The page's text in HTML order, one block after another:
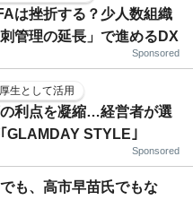
は挫折する？少人数組織
管理の延長」で進めるDX
Sponsored
生として活用
利点を凝縮…経営者が選
GLAMDAY STYLE｣
Sponsored
も、高市早苗氏でもな